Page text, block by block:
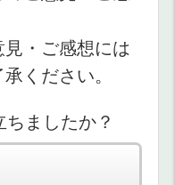
・ご感想には
ください。
ましたか？